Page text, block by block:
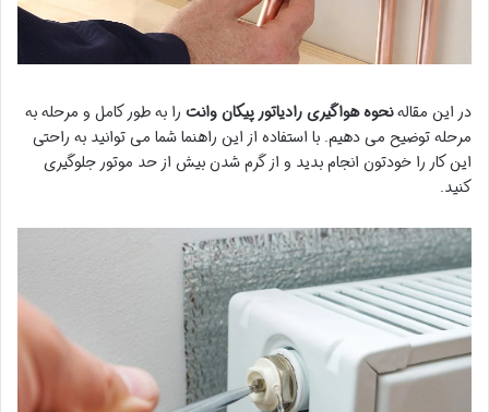
در این مقالهنحوه هواگیری رادیاتور پیکان وانت را به طور کامل و مرحله به
مرحله توضیح می دهیم. با استفاده از این راهنما شما می توانید به راحتی
این کار را خودتون انجام بدید و از گرم شدن بیش از حد موتور جلوگیری
کنید.